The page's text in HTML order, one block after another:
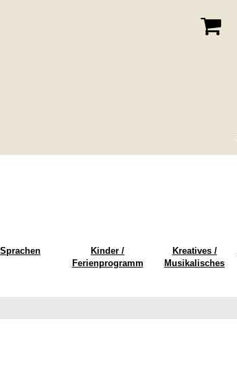
Sprachen
Kinder /
Ferienprogramm
Kreatives /
Musikalisches